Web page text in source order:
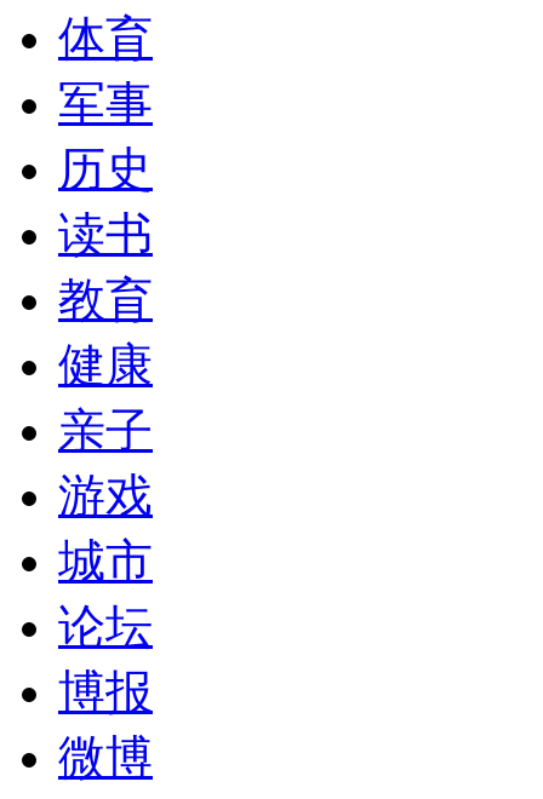
体育
军事
历史
读书
教育
健康
亲子
游戏
城市
论坛
博报
微博